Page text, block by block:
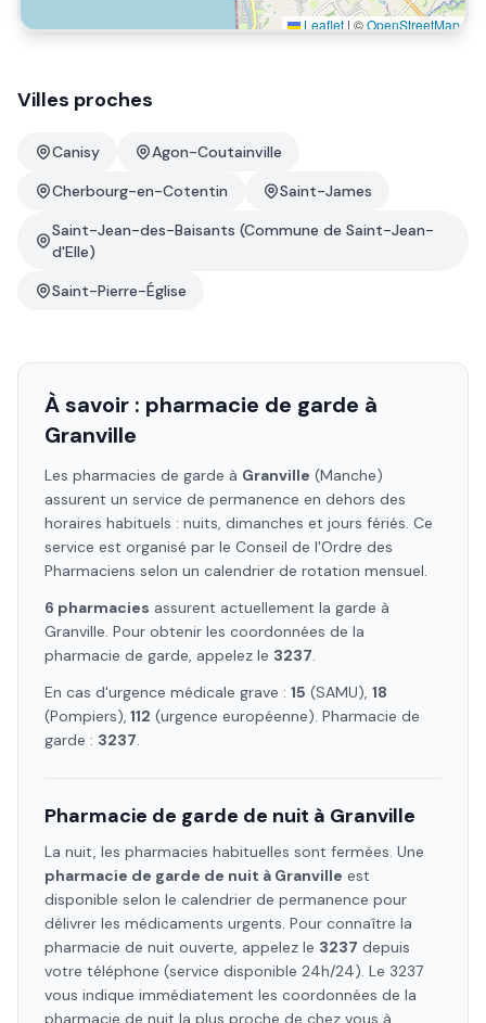
Leaflet | ©OpenStreetMap
Villes proches
Canisy
Agon-Coutainville
Cherbourg-en-Cotentin
Saint-James
Saint-Jean-des-Baisants (Commune de Saint-Jean-
d'Elle)
Saint-Pierre-Église
À savoir : pharmacie de garde à
Granville
Les pharmacies de garde à Granville (Manche)
assurent un service de permanence en dehors des
horaires habituels : nuits, dimanches et jours fériés. Ce
service est organisé par le Conseil de l'Ordre des
Pharmaciens selon un calendrier de rotation mensuel.
6 pharmacies assurent actuellement la garde à
Granville. Pour obtenir les coordonnées de la
pharmacie de garde, appelez le 3237.
En cas d'urgence médicale grave : 15 (SAMU), 18
(Pompiers), 112 (urgence européenne). Pharmacie de
garde : 3237.
Pharmacie de garde de nuit à Granville
La nuit, les pharmacies habituelles sont fermées. Une
pharmacie de garde de nuit à Granville est
disponible selon le calendrier de permanence pour
délivrer les médicaments urgents. Pour connaître la
pharmacie de nuit ouverte, appelez le 3237 depuis
votre téléphone (service disponible 24h/24). Le 3237
vous indique immédiatement les coordonnées de la
pharmacie de nuit la plus proche de chez vous à